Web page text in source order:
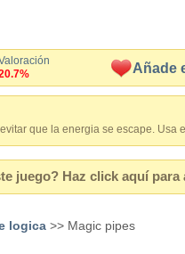
Añade
que la energia se escape.
juego? Haz click aquí para
logica >> Magic pipes